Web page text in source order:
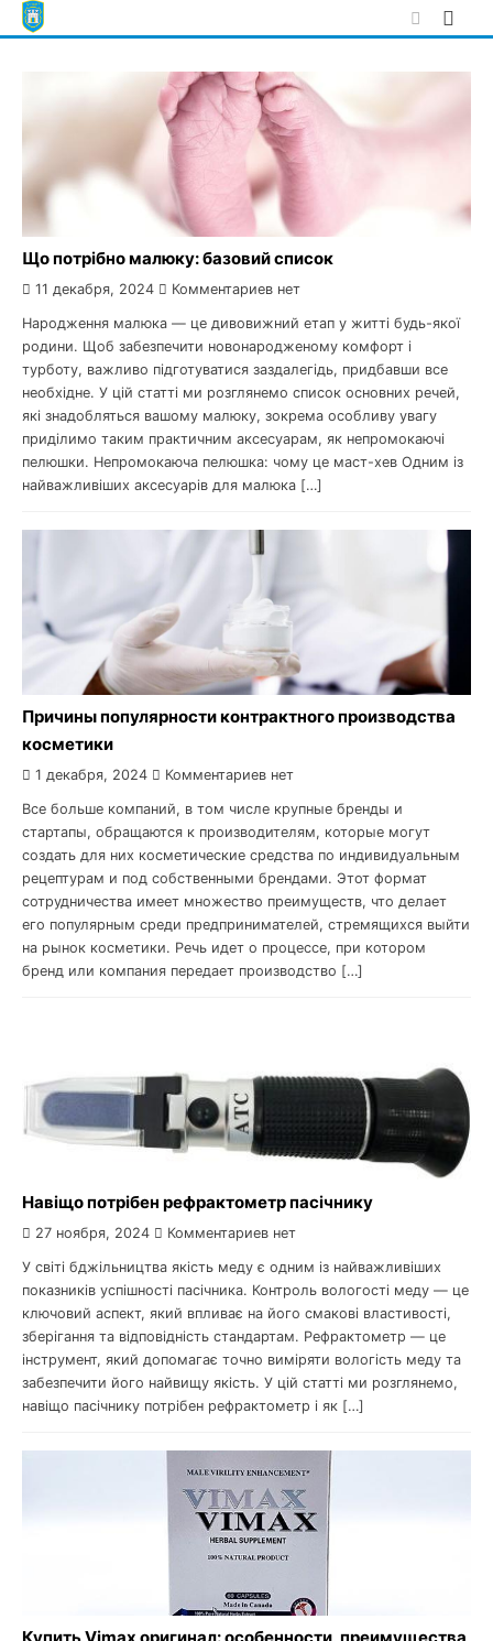
Skip
to
Що потрібно малюку: базовий список
11 декабря, 2024 Комментариев нет
Народження малюка — це дивовижний етап у житті будь-якої
родини. Щоб забезпечити новонародженому комфорт і
турботу, важливо підготуватися заздалегідь, придбавши все
необхідне. У цій статті ми розглянемо список основних речей,
які знадобляться вашому малюку, зокрема особливу увагу
приділимо таким практичним аксесуарам, як непромокаючі
пелюшки. Непромокаюча пелюшка: чому це маст-хев Одним із
найважливіших аксесуарів для малюка […]
Причины популярности контрактного производства
косметики
1 декабря, 2024 Комментариев нет
Все больше компаний, в том числе крупные бренды и
стартапы, обращаются к производителям, которые могут
создать для них косметические средства по индивидуальным
рецептурам и под собственными брендами. Этот формат
сотрудничества имеет множество преимуществ, что делает
его популярным среди предпринимателей, стремящихся выйти
на рынок косметики. Речь идет о процессе, при котором
бренд или компания передает производство […]
Навіщо потрібен рефрактометр пасічнику
27 ноября, 2024 Комментариев нет
У світі бджільництва якість меду є одним із найважливіших
показників успішності пасічника. Контроль вологості меду — це
ключовий аспект, який впливає на його смакові властивості,
зберігання та відповідність стандартам. Рефрактометр — це
інструмент, який допомагає точно виміряти вологість меду та
забезпечити його найвищу якість. У цій статті ми розглянемо,
навіщо пасічнику потрібен рефрактометр і як […]